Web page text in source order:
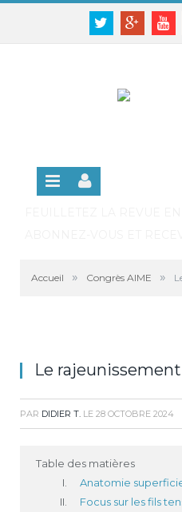
Panneau de gestion des cookies
TwitterGoogle+
SE CONNECTER
Accueil » Congrès AIME »
Le
PAR DIDIER T. LE 28 OCTOBRE 2024
Table des matières
Anatomie
Focus sur les fils